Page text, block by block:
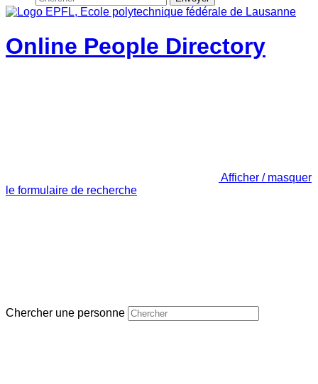
Online People Directory
Afficher / masquer
le formulaire de recherche
Chercher une personne